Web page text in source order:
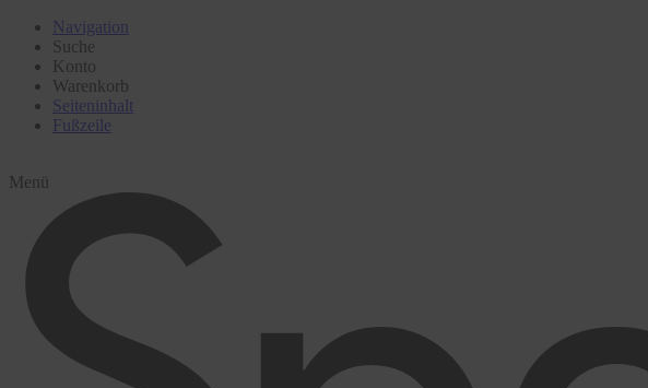
Navigation
Suche
Konto
Warenkorb
Seiteninhalt
Fußzeile
Menü